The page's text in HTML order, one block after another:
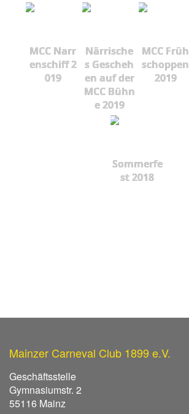
MCC Narr
enschiff 2
019
Närrische
s Gescheh
en auf der
MCC Bühn
e 2019
MCC Früh
schoppen
2019
Sommerfe
st 2018
Mainzer Carneval Club 1899 e.V.
Geschäftsstelle
Gymnasiumstr. 2
55116 Mainz